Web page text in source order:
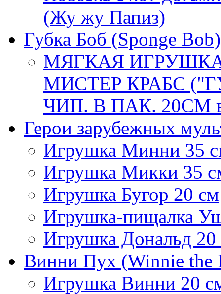
(Жу жу Папиз)
Губка Боб (Sponge Bob)
МЯГКАЯ
МИСТЕР КРАБС
ЧИП. В ПАК. 20СМ в
Герои зарубежных
Игрушка Минни 35
Игрушка Микки 35
Игрушка Бугор 20 см
Игрушка-пищалка
Игрушка Дональд 20
Винни Пух (Winnie the
Игрушка Винни 20